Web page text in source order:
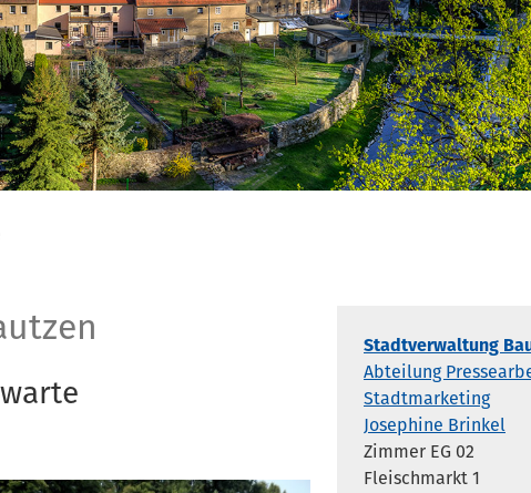
Stadtverwaltung
Abteilung
Stadtmarketing
Josephine Brinkel
Zimmer EG 02
Fleischmarkt 1